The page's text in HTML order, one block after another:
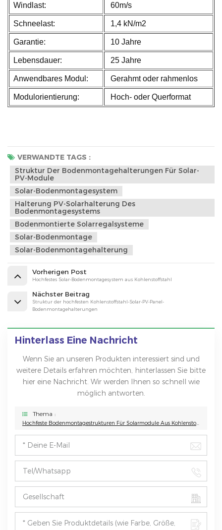
Windlast: 60m/s
Schneelast: 1,4 kN/m2
Garantie: 10 Jahre
Lebensdauer: 25 Jahre
Anwendbares Modul: Gerahmt oder rahmenlos
Modulorientierung: Hoch- oder Querformat
VERWANDTE TAGS :
Struktur Der Bodenmontagehalterungen Für Solar-
PV-Module
Solar-Bodenmontagesystem
Halterung PV-Solarhalterung Des
Bodenmontagesystems
Bodenmontierte Solarregalsysteme
Solar-Bodenmontage
Solar-Bodenmontagehalterung
Vorherigen Post
Hochfestes Solar-Bodenmontagesystem aus Kohlenstoffstahl
Nächster Beitrag
Struktur der hochfesten Kohlenstoffstahl-Solar-PV-Panel-
Bodenmontagehalterungen
Hinterlass Eine Nachricht
Wenn Sie an unseren Produkten interessiert sind und
weitere Details erfahren möchten, hinterlassen Sie bitte
hier eine Nachricht. Wir werden Ihnen so schnell wie
möglich antworten.
Thema :
Hochfeste Bodenmontagestrukturen Für Solarmodule Aus Kohlenstoffstahl Für Solaranlagen